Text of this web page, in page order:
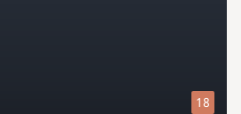
18